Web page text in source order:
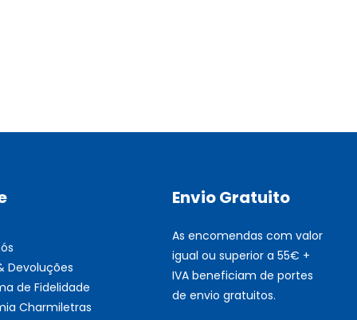
Devoluções
de Fidelidade
Charmiletras
Envio Gratuito
As encomendas com valor
igual ou superior a 55€ +
IVA beneficiam de portes
de envio gratuitos.